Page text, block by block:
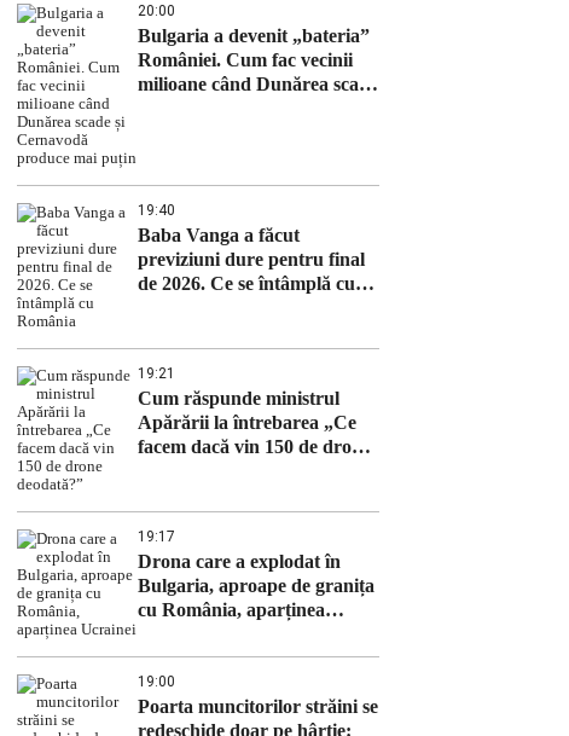
20:00
Bulgaria a devenit „bateria”
României. Cum fac vecinii
milioane când Dunărea scade
19:40
Baba Vanga a făcut
previziuni dure pentru final
de 2026. Ce se întâmplă cu
19:21
Cum răspunde ministrul
Apărării la întrebarea „Ce
facem dacă vin 150 de drone
19:17
Drona care a explodat în
Bulgaria, aproape de granița
cu România, aparținea
19:00
Poarta muncitorilor străini se
redeschide doar pe hârtie: